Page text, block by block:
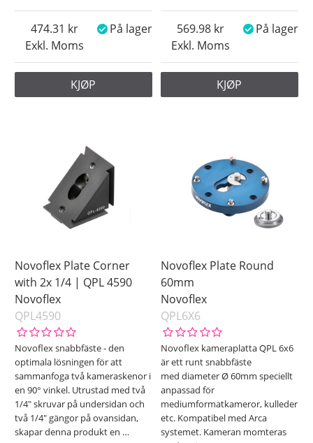
Exkl. Moms
474.31 På lager
KJØP
Exkl. Moms
569.98 På lager
KJØP
Novoflex Plate Corner
with 2x 1/4 | QPL 4590
Novoflex
QPL4590
Novoflex snabbfäste - den
optimala lösningen för att
sammanfoga två kameraskenor i
en 90° vinkel. Utrustad med två
1/4" skruvar på undersidan och
två 1/4" gängor på ovansidan,
skapar denna produkt en …
Novoflex Plate Round
60mm
Novoflex
QPL6X6
Novoflex kameraplatta QPL 6x6
är ett runt snabbfäste
med diameter Ø 60mm speciellt
anpassad för
mediumformatkameror, kulleder
etc. Kompatibel med Arca
systemet. Kameran momteras